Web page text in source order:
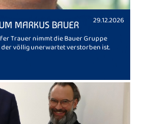
MARKUS BAUER
29.12.2026
Trauer nimmt die Bauer Gruppe
völlig unerwartet verstorben ist.